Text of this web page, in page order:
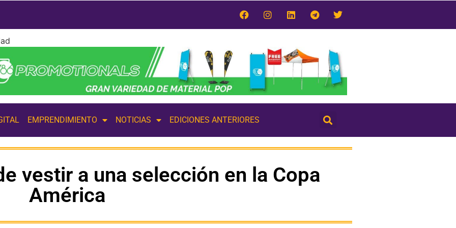
EMPRENDIMIENTO NOTICIAS EDICIONES ANTERIORES
vestir a una selección en la Copa
América